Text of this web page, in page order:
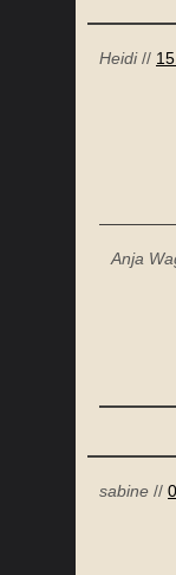
Heidi//
Anja
sabine //